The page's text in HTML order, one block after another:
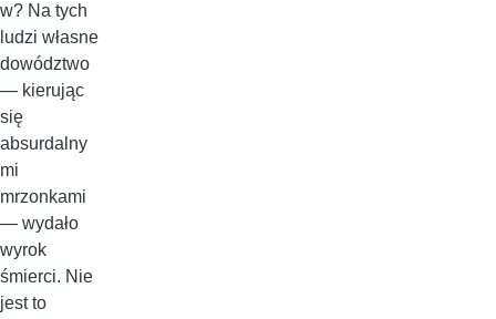
w? Na tych
ludzi własne
dowództwo
— kierując
się
absurdalny
mi
mrzonkami
— wydało
wyrok
śmierci. Nie
jest to